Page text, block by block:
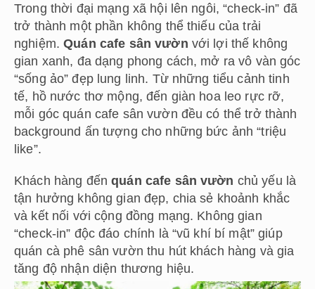
Trong thời đại mạng xã hội lên ngôi, “check-in” đã
trở thành một phần không thể thiếu của trải
nghiệm.Quán cafe sân vườn với lợi thế không
gian xanh, đa dạng phong cách, mở ra vô vàn góc
“sống ảo” đẹp lung linh. Từ những tiểu cảnh tinh
tế, hồ nước thơ mộng, đến giàn hoa leo rực rỡ,
mỗi góc quán cafe sân vườn đều có thể trở thành
background ấn tượng cho những bức ảnh “triệu
like”.
Khách hàng đếnquán cafe sân vườn chủ yếu là
tận hưởng không gian đẹp, chia sẻ khoảnh khắc
và kết nối với cộng đồng mạng. Không gian
“check-in” độc đáo chính là “vũ khí bí mật” giúp
quán cà phê sân vườn thu hút khách hàng và gia
tăng độ nhận diện thương hiệu.